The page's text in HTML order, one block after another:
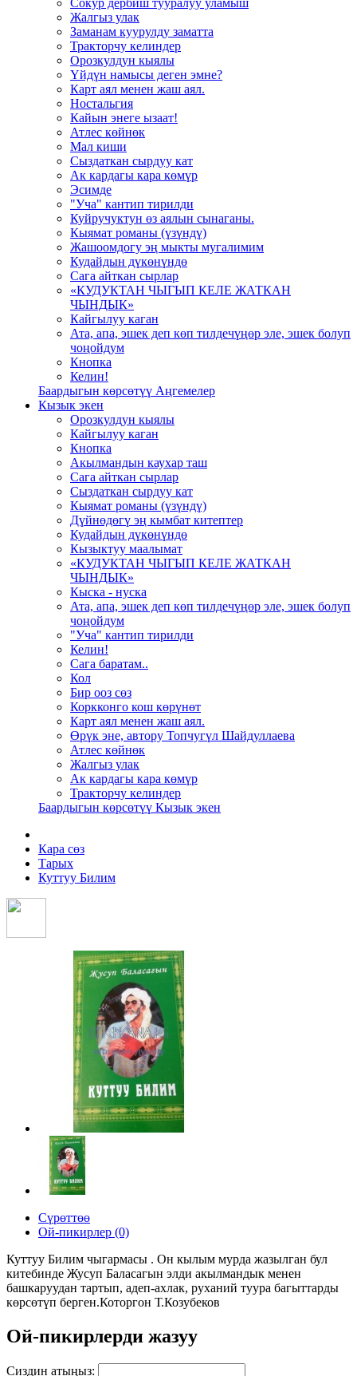
Сокур дербиш тууралуу уламыш
Жалгыз улак
Заманам куурулду заматта
Тракторчу келиндер
Орозкулдун кыялы
Үйдүн намысы деген эмне?
Карт аял менен жаш аял.
Ностальгия
Кайын энеге ызаат!
Атлес көйнөк
Мал киши
Сыздаткан сырдуу кат
Ак кардагы кара көмүр
Эсимде
"Уча" кантип тирилди
Куйручуктун өз аялын сынаганы.
Кыямат романы (үзүндү)
Жашоомдогу эң мыкты мугалимим
Кудайдын дүкөнүндө
Сага айткан сырлар
«КУДУКТАН ЧЫГЫП КЕЛЕ ЖАТКАН
ЧЫНДЫК»
Кайгылуу каган
Ата, апа, эшек деп көп тилдечүңөр эле, эшек болуп
чоңойдум
Кнопка
Келин!
Баардыгын көрсөтүү Аңгемелер
Кызык экен
Орозкулдун кыялы
Кайгылуу каган
Кнопка
Акылмандын каухар таш
Сага айткан сырлар
Сыздаткан сырдуу кат
Кыямат романы (үзүндү)
Дүйнөдөгү эң кымбат китептер
Кудайдын дүкөнүндө
Кызыктуу маалымат
«КУДУКТАН ЧЫГЫП КЕЛЕ ЖАТКАН
ЧЫНДЫК»
Кыска - нуска
Ата, апа, эшек деп көп тилдечүңөр эле, эшек болуп
чоңойдум
"Уча" кантип тирилди
Келин!
Сага баратам..
Кол
Бир ооз сөз
Коркконго кош көрүнөт
Карт аял менен жаш аял.
Өрүк эне, автору Топчугүл Шайдуллаева
Атлес көйнөк
Жалгыз улак
Ак кардагы кара көмүр
Тракторчу келиндер
Баардыгын көрсөтүү Кызык экен
Кара сөз
Тарых
Куттуу Билим
Сүрөттөө
Ой-пикирлер (0)
Куттуу Билим чыгармасы . Он кылым мурда жазылган бул
китебинде Жусуп Баласагын элди акылмандык менен
башкаруудан тартып, адеп-ахлак, руханий туура багыттарды
көрсөтүп берген.Которгон Т.Козубеков
Ой-пикирлерди жазуу
Сиздин атыңыз: